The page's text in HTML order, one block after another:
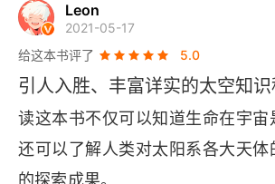
拓展阅读
图片来源
智慧生命了，那么，这种探索是否
命是一个过程，而寻到地外生命是
结果来看待这件事情的意义，未
么，它的意义在哪里？我个人觉得
的过程本身就是意义。在不断探索
Leon
2021-05-17
给这本书评了
5.0
引人入胜、丰富详实的太空知
读这本书不仅可以知道生命在宇宙
还可以了解人类对太阳系各大天体
的探索成果。